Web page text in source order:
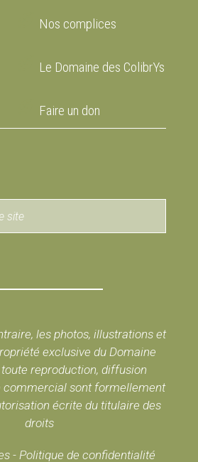
Nos complices
Le Domaine des ColibrYs
Faire un don
les photos, illustrations et
exclusive du Domaine
reproduction, diffusion
sont formellement
écrite du titulaire des
droits
- Politique de confidentialité